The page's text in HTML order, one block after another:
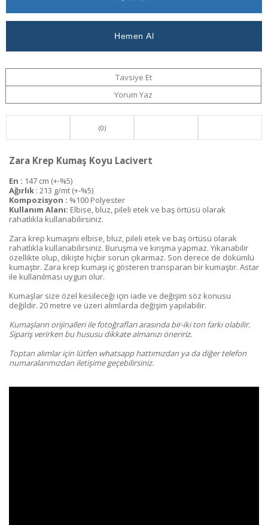
Ver
Tavsiye Et
Yorum Yaz
(0)
Zara Krep Kumaş Koyu Lacivert
En : 147 cm (+-%5)
Ağırlık : 213 g/mt (+-%5)
Kompozisyon : %100 Polyester
Kullanım Alanı: Elbise, bluz, pileli etek ve baş örtüsü olarak
rahatlıkla kullanabilirsiniz.
Zara krep kumaşını elbise, bluz, pileli etek ve baş örtüsü olarak
rahatlıkla kullanabilirsiniz. Buruşma ve kırışma yapmaz. Yıkanabilir
özellikte olup, dikişte hiçbir sorun çıkarmaz. Son derece de dökümlü
kumaştır. Zara krep kumaşı iç gösteren transparan bir kumaştır. Astar
ile kullanılması uygun olur.
Kumaşlar size özel kesileceği için iade ve değişim söz konusu
değildir. 20 metre ve üzeri alımlarda değişim yapılabilir.
Kumaşların orijinalleri ile fotoğrafları arasında bir-iki ton farkı olabilir.
Sipariş verirken bu hususu dikkate almanızı öneririz.
Toptan alımlar için lütfen whatsapp hattımızdan ya da diğer telefon
numaralarımızdan iletişime geçebilirsiniz.